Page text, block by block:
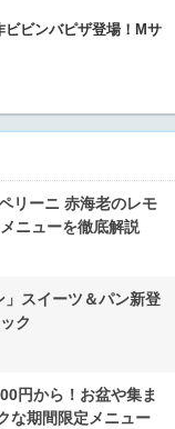
ビビンバピザ登場！Mサ
リーニ 赤海老のレモ
ニューを徹底解説
」スイーツ＆パン新登
ク
円から！お盆や集ま
な期間限定メニュー